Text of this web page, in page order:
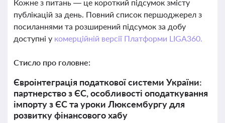
Кожне з питань — це короткий підсумок змісту
публікацій за день. Повний список першоджерел з
посиланнями та розширений підсумок за добу
доступні у комерційній версії Платформи LIGA360.
Стисло про головне:
Євроінтеграція податкової системи України:
партнерство з ЄС, особливості оподаткування
імпорту з ЄС та уроки Люксембургу для
розвитку фінансового хабу